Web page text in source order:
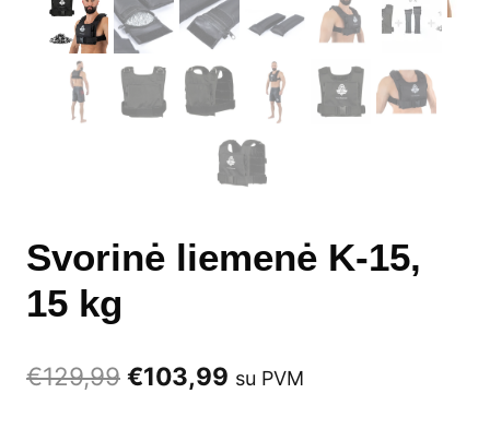
Svorinė liemenė K-15,
15 kg
€129,99 Original
€103,99 Current
su PVM